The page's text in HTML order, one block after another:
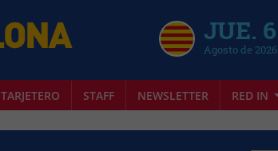
JUE. 6
Agosto de 2026
TARJETERO STAFF NEWSLETTER RED IN